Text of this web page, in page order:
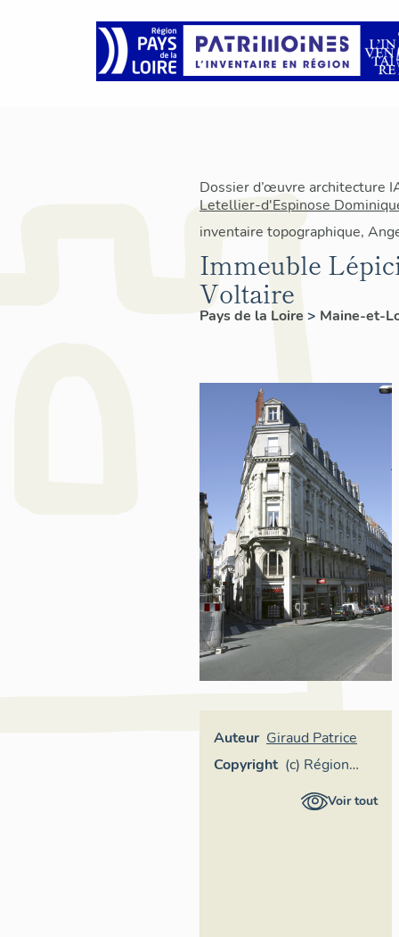
Dossier d’œuvre architecture
Letellier-d'Espinose
inventaire topographique,
Immeuble
Voltaire
Pays de la Loire > Maine-et-
Auteur Giraud Patrice
Copyright (c) Région
Pays de laVoir tout